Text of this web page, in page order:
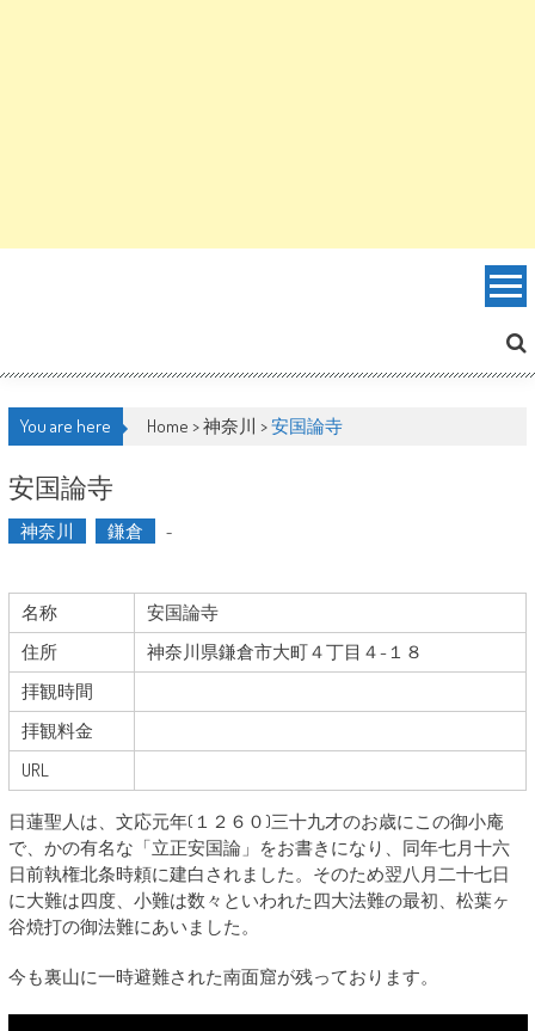
You are here Home >神奈川 >安国論寺
安国論寺
神奈川 鎌倉 -
名称
安国論寺
住所
神奈川県鎌倉市大町４丁目４-１８
拝観時間
拝観料金
URL
日蓮聖人は、文応元年(１２６０)三十九才のお歳にこの御小庵
で、かの有名な「立正安国論」をお書きになり、同年七月十六
日前執権北条時頼に建白されました。そのため翌八月二十七日
に大難は四度、小難は数々といわれた四大法難の最初、松葉ヶ
谷焼打の御法難にあいました。
今も裏山に一時避難された南面窟が残っております。